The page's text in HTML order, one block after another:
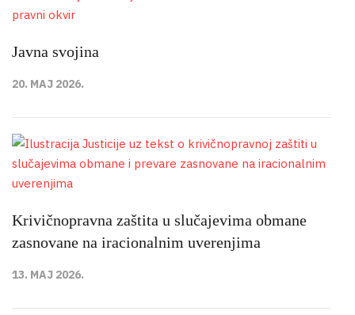
Javna svojina
20. MAJ 2026.
Krivičnopravna zaštita u slučajevima obmane
zasnovane na iracionalnim uverenjima
13. MAJ 2026.